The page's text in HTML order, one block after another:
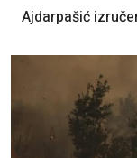
Ajdarpašić